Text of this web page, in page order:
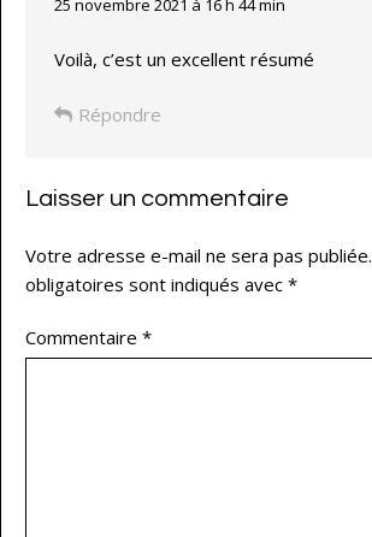
25 novembre 2021 à 16 h 44 min
Voilà, c’est un excellent résumé
Répondre
Laisser un commentaire
Votre adresse e-mail ne sera pas publiée.
obligatoires sont indiqués avec *
Commentaire *